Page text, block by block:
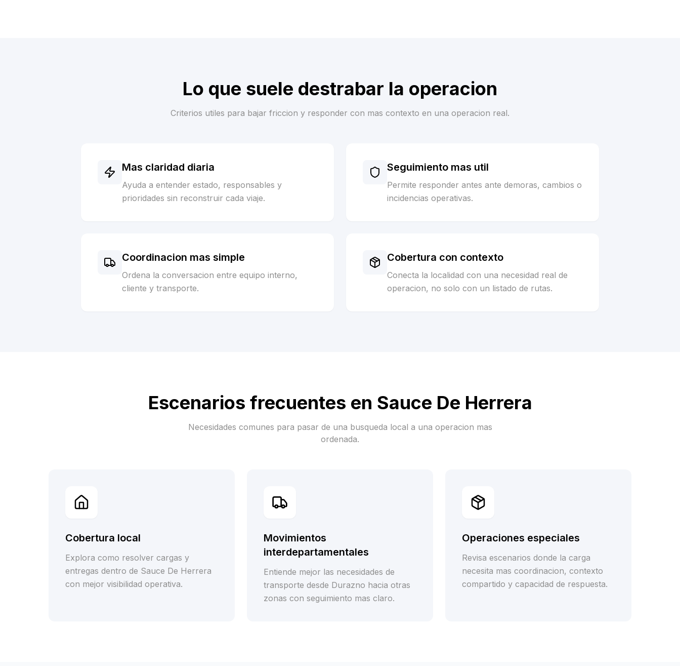
Lo que suele destrabar la operacion
Criterios utiles para bajar friccion y responder con mas contexto en una operacion real.
Mas claridad diaria
Ayuda a entender estado, responsables y
prioridades sin reconstruir cada viaje.
Seguimiento mas util
Permite responder antes ante demoras, cambios o
incidencias operativas.
Coordinacion mas simple
Ordena la conversacion entre equipo interno,
cliente y transporte.
Cobertura con contexto
Conecta la localidad con una necesidad real de
operacion, no solo con un listado de rutas.
Escenarios frecuentes en Sauce De Herrera
Necesidades comunes para pasar de una busqueda local a una operacion mas
ordenada.
Cobertura local
Explora como resolver cargas y
entregas dentro de Sauce De Herrera
con mejor visibilidad operativa.
Movimientos
interdepartamentales
Entiende mejor las necesidades de
transporte desde Durazno hacia otras
zonas con seguimiento mas claro.
Operaciones especiales
Revisa escenarios donde la carga
necesita mas coordinacion, contexto
compartido y capacidad de respuesta.